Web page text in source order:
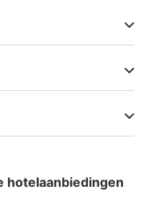
hotelaanbiedingen